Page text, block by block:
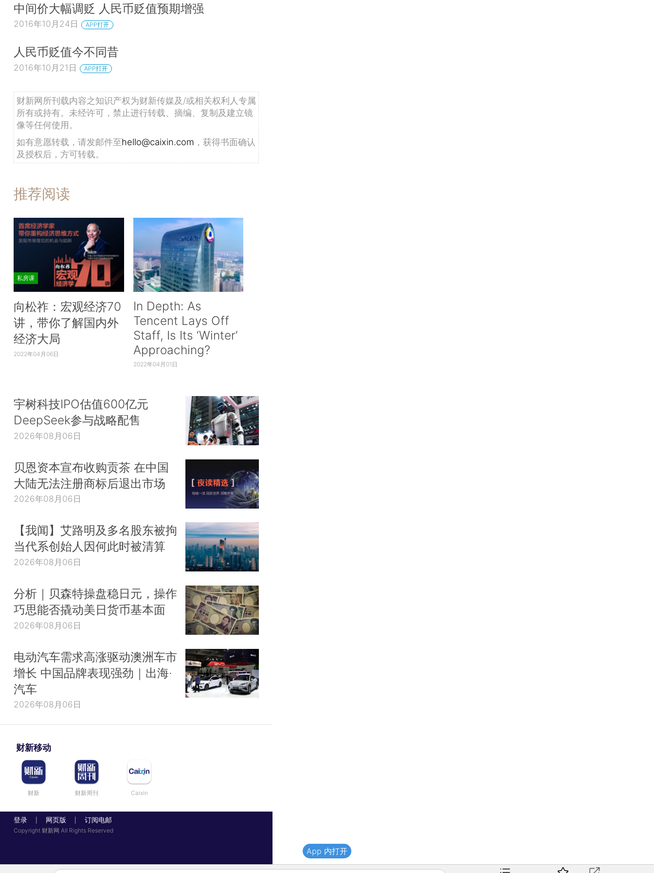
中间价大幅调贬 人民币贬值预期增强
2016年10月24日 APP打开
人民币贬值今不同昔
2016年10月21日 APP打开
财新网所刊载内容之知识产权为财新传媒及/或相关权利人专属
所有或持有。未经许可，禁止进行转载、摘编、复制及建立镜
像等任何使用。
如有意愿转载，请发邮件至hello@caixin.com ，获得书面确认
及授权后，方可转载。
推荐阅读
私房课
向松祚：宏观经济70
讲，带你了解国内外
经济大局
2022年04月06日
In Depth: As
Tencent Lays Off
Staff, Is Its ‘Winter’
Approaching?
2022年04月01日
宇树科技IPO估值600亿元
DeepSeek参与战略配售
2026年08月06日
贝恩资本宣布收购贡茶 在中国
大陆无法注册商标后退出市场
2026年08月06日
【我闻】艾路明及多名股东被拘
当代系创始人因何此时被清算
2026年08月06日
分析｜贝森特操盘稳日元，操作
巧思能否撬动美日货币基本面
2026年08月06日
电动汽车需求高涨驱动澳洲车市
增长 中国品牌表现强劲｜出海·
汽车
2026年08月06日
财新移动
财新 财新周刊 Caixin
登录 网页版 订阅电邮
Copyright 财新网 All Rights Reserved
App 内打开